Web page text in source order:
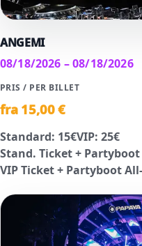
ANGEMI
08/18/2026 – 08/18/2026
PRIS / PER BILLET
fra 15,00 €
Standard: 15€VIP: 25€
Stand. Ticket +
VIP Ticket + Partyboot